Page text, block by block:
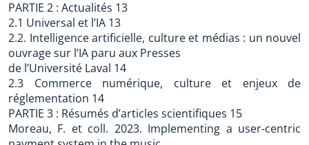
PARTIE 2 : Actualités 13
2.1 Universal et l’IA 13
2.2. Intelligence artificielle, culture et médias : un nouvel
ouvrage sur l’IA paru aux Presses
de l’Université Laval 14
2.3 Commerce numérique, culture et enjeux de
réglementation 14
PARTIE 3 : Résumés d’articles scientifiques 15
Moreau, F. et coll. 2023. Implementing a user-centric